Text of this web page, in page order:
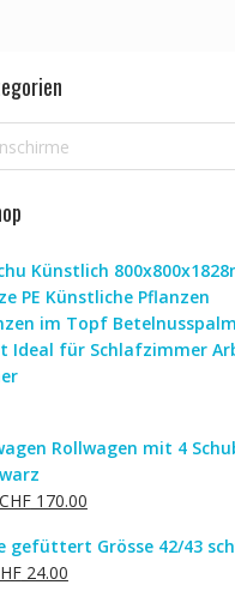
Künstlich
PE Künstliche Pflanzen
im Topf
Ideal für Schlafzimmer
Rollwagen mit 4
Ursprünglicher
212.00
CHF170.00Aktueller
ist:
gefüttert Grösse 42/43
24.00Aktueller